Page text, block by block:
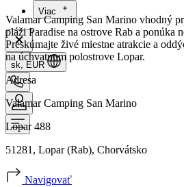
Viac
sk, EUR
Valamar Camping San Marino vhodný
pláži Paradise na ostrove Rab a ponúka
Preskúmajte živé miestne atrakcie a
na úchvatnom polostrove Lopar.
Adresa
Valamar Camping San Marino
Lopar 488
51281, Lopar (Rab), Chorvátsko
Navigovať